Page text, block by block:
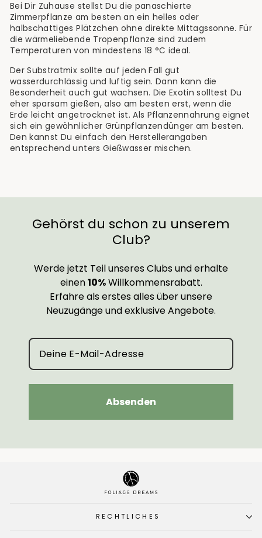
Bei Dir Zuhause stellst Du die panaschierte
Zimmerpflanze am besten an ein helles oder
halbschattiges Plätzchen ohne direkte Mittagssonne. Für
die wärmeliebende Tropenpflanze sind zudem
Temperaturen von mindestens 18 °C ideal.
Der Substratmix sollte auf jeden Fall gut
wasserdurchlässig und luftig sein. Dann kann die
Besonderheit auch gut wachsen. Die Exotin solltest Du
eher sparsam gießen, also am besten erst, wenn die
Erde leicht angetrocknet ist. Als Pflanzennahrung eignet
sich ein gewöhnlicher Grünpflanzendünger am besten.
Den kannst Du einfach den Herstellerangaben
entsprechend unters Gießwasser mischen.
Gehörst du schon zu unserem
Club?
Werde jetzt Teil unseres Clubs und erhalte
einen10%Willkommensrabatt.
Erfahre als erstes alles über unsere
Neuzugänge und exklusive Angebote.
Absenden
RECHTLICHES